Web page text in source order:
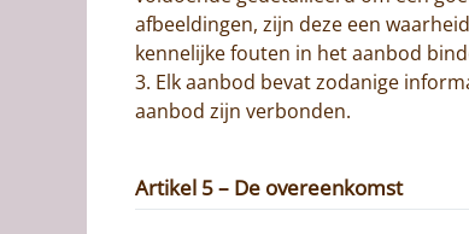
afbeeldingen, zijn deze een
kennelijke fouten in het aanbod
3. Elk aanbod bevat zodanige
aanbod zijn verbonden.
Artikel 5 – De overeenkomst